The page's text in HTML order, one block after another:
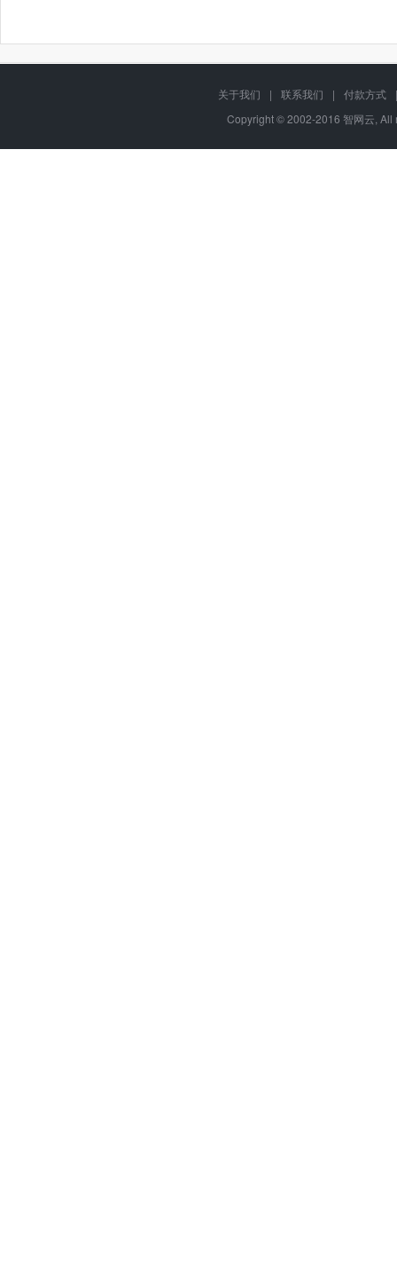
关于我们 | 联系我们 | 付款方式
|
Copyright © 2002-2016 智网云,